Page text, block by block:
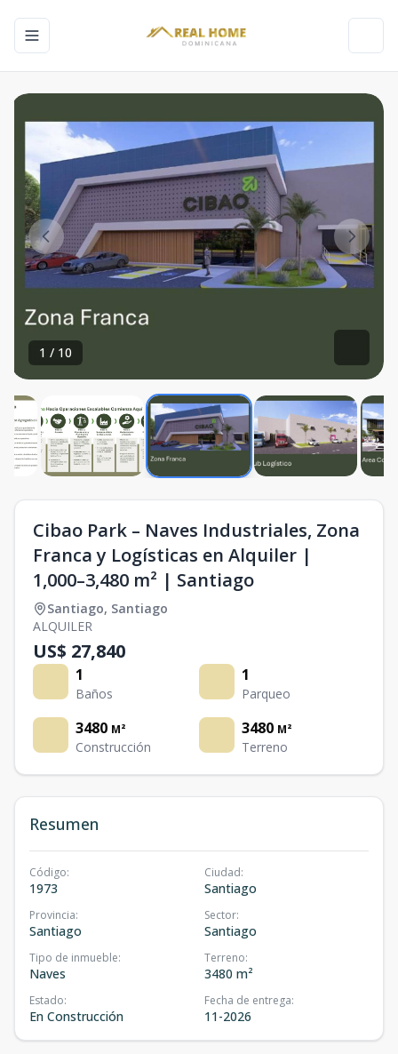
Toggle navigation menu
1 / 10
Cibao Park – Naves Industriales, Zona
Franca y Logísticas en Alquiler |
1,000–3,480 m² | Santiago
Santiago, Santiago
ALQUILER
US$ 27,840
1
Baños
1
Parqueo
3480 M²
Construcción
3480 M²
Terreno
Resumen
Código:
1973
Ciudad:
Santiago
Provincia:
Santiago
Sector:
Santiago
Tipo de inmueble:
Naves
Terreno:
3480 m²
Estado:
En Construcción
Fecha de entrega:
11-2026